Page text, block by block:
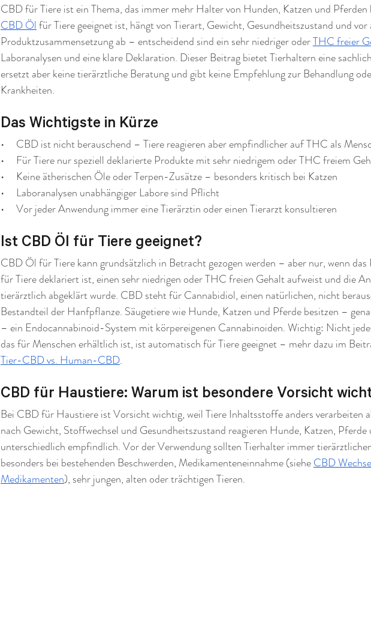
CBD für Tiere ist ein Thema, das immer mehr Halter von Hunden, Katzen und
CBD Öl für Tiere geeignet ist, hängt von Tierart, Gewicht, Gesundheitszustand und vor
Produktzusammensetzung ab – entscheidend sind ein sehr niedriger oder THC freier
Laboranalysen und eine klare Deklaration. Dieser Beitrag bietet Tierhaltern eine
ersetzt aber keine tierärztliche Beratung und gibt keine Empfehlung zur Behandlung
Krankheiten.
Das Wichtigste in Kürze
•     CBD ist nicht berauschend – Tiere reagieren aber empfindlicher auf THC als
•     Für Tiere nur speziell deklarierte Produkte mit sehr niedrigem oder THC freiem
•     Keine ätherischen Öle oder Terpen-Zusätze – besonders kritisch bei Katzen
•     Laboranalysen unabhängiger Labore sind Pflicht
•     Vor jeder Anwendung immer eine Tierärztin oder einen Tierarzt konsultieren
Ist CBD Öl für Tiere geeignet?
CBD Öl für Tiere kann grundsätzlich in Betracht gezogen werden – aber nur, wenn das
für Tiere deklariert ist, einen sehr niedrigen oder THC freien Gehalt aufweist und die
tierärztlich abgeklärt wurde. CBD steht für Cannabidiol, einen natürlichen, nicht
Bestandteil der Hanfpflanze. Säugetiere wie Hunde, Katzen und Pferde besitzen –
– ein Endocannabinoid-System mit körpereigenen Cannabinoiden. Wichtig: Nicht
das für Menschen erhältlich ist, ist automatisch für Tiere geeignet – mehr dazu im
Tier-CBD vs. Human-CBD.
CBD für Haustiere: Warum ist besondere Vorsicht
Bei CBD für Haustiere ist Vorsicht wichtig, weil Tiere Inhaltsstoffe anders verarbeiten
nach Gewicht, Stoffwechsel und Gesundheitszustand reagieren Hunde, Katzen,
unterschiedlich empfindlich. Vor der Verwendung sollten Tierhalter immer
besonders bei bestehenden Beschwerden, Medikamenteneinnahme (siehe CBD
Medikamenten), sehr jungen, alten oder trächtigen Tieren.